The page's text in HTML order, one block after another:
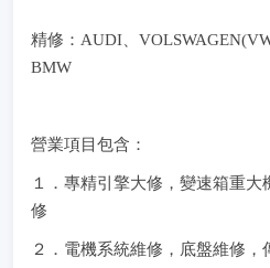
精修：AUDI、
BMW
營業項目包含：
１．專精引擎大修，變速箱重
修
２．電機系統維修，底盤維修，